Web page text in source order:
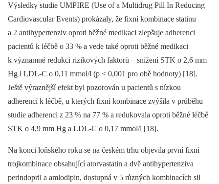
Výsledky studie UMPIRE (Use of a Multidrug Pill In Reducing
Cardiovascular Events) prokázaly, že fixní kombinace statinu
a 2 antihypertenziv oproti běžné medikaci zlepšuje adherenci
pacientů k léčbě o 33 % a vede také oproti běžné medikaci
k významné redukci rizikových faktorů –⁠ snížení STK o 2,6 mm
Hg i LDL-C o 0,11 mmol/l (p < 0,001 pro obě hodnoty) [18].
Ještě výraznější efekt byl pozorován u pacientů s nízkou
adherencí k léčbě, u kterých fixní kombinace zvýšila v průběhu
studie adherenci z 23 % na 77 % a redukovala oproti běžné léčbě
STK o 4,9 mm Hg a LDL-C o 0,17 mmol/l [18].
Na konci loňského roku se na českém trhu objevila první fixní
trojkombinace obsahující atorvastatin a dvě antihypertenziva
perindopril a amlodipin, dostupná v 5 různých kombinacích sil